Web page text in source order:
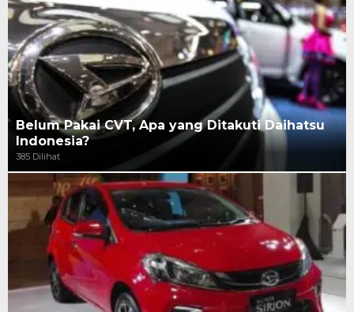
Belum Pakai CVT, Apa yang Ditakuti Daihatsu
Indonesia?
385 Dilihat